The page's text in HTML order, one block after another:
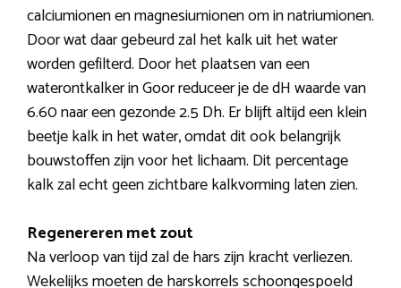
calciumionen en magnesiumionen om in natriumionen.
Door wat daar gebeurd zal het kalk uit het water
worden gefilterd. Door het plaatsen van een
waterontkalker in Goor reduceer je de dH waarde van
6.60 naar een gezonde 2.5 Dh. Er blijft altijd een klein
beetje kalk in het water, omdat dit ook belangrijk
bouwstoffen zijn voor het lichaam. Dit percentage
kalk zal echt geen zichtbare kalkvorming laten zien.
Regenereren met zout
Na verloop van tijd zal de hars zijn kracht verliezen.
Wekelijks moeten de harskorrels schoongespoeld